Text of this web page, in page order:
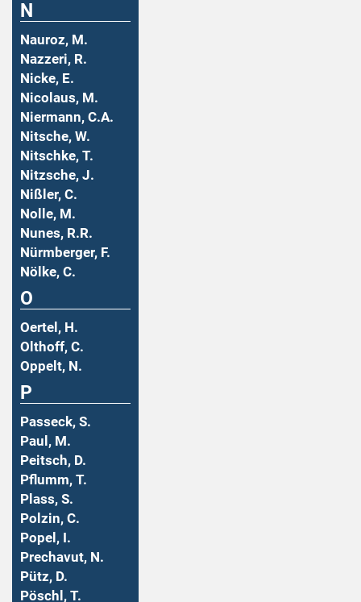
N
Nauroz, M.
Nazzeri, R.
Nicke, E.
Nicolaus, M.
Niermann, C.A.
Nitsche, W.
Nitschke, T.
Nitzsche, J.
Nißler, C.
Nolle, M.
Nunes, R.R.
Nürmberger, F.
Nölke, C.
O
Oertel, H.
Olthoff, C.
Oppelt, N.
P
Passeck, S.
Paul, M.
Peitsch, D.
Pflumm, T.
Plass, S.
Polzin, C.
Popel, I.
Prechavut, N.
Pütz, D.
Pöschl, T.